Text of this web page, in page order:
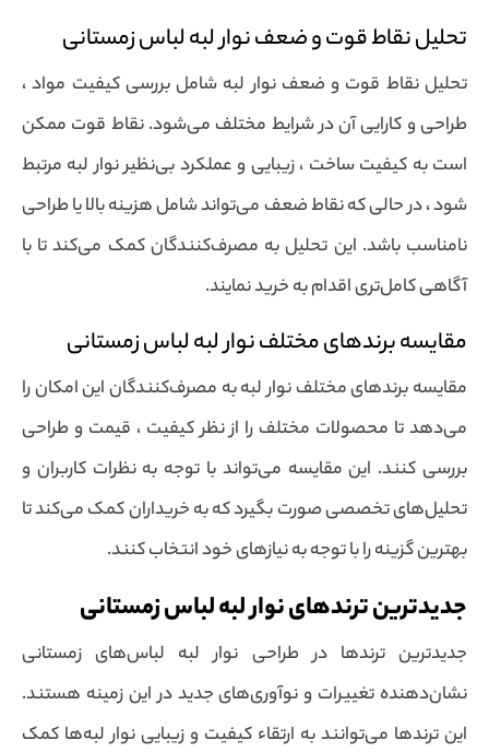
تحلیل نقاط قوت و ضعف نوار لبه لباس زمستانی
تحلیل نقاط قوت و ضعف نوار لبه شامل بررسی کیفیت مواد ،
طراحی و کارایی آن در شرایط مختلف می‌شود. نقاط قوت ممکن
است به کیفیت ساخت ، زیبایی و عملکرد بی‌نظیر نوار لبه مرتبط
شود ، در حالی که نقاط ضعف می‌تواند شامل هزینه بالا یا طراحی
نامناسب باشد. این تحلیل به مصرف‌کنندگان کمک می‌کند تا با
آگاهی کامل‌تری اقدام به خرید نمایند.
مقایسه برندهای مختلف نوار لبه لباس زمستانی
مقایسه برندهای مختلف نوار لبه به مصرف‌کنندگان این امکان را
می‌دهد تا محصولات مختلف را از نظر کیفیت ، قیمت و طراحی
بررسی کنند. این مقایسه می‌تواند با توجه به نظرات کاربران و
تحلیل‌های تخصصی صورت بگیرد که به خریداران کمک می‌کند تا
بهترین گزینه را با توجه به نیازهای خود انتخاب کنند.
جدیدترین ترندهای نوار لبه لباس زمستانی
جدیدترین ترندها در طراحی نوار لبه لباس‌های زمستانی
نشان‌دهنده تغییرات و نوآوری‌های جدید در این زمینه هستند.
این ترندها می‌توانند به ارتقاء کیفیت و زیبایی نوار لبه‌ها کمک